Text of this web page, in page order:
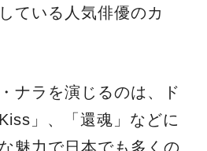
ている人気俳優のカ
ナラを演じるのは、ド
」、「還魂」などに
魅力で日本でも多くの